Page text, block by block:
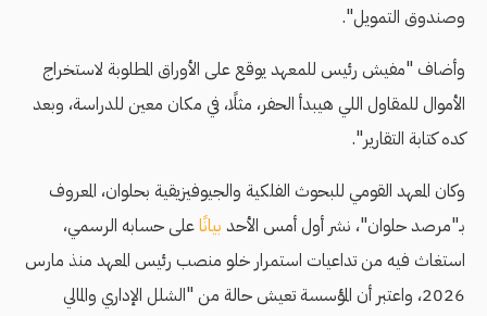
وصندوق التمويل".
وأضاف "مفيش رئيس للمعهد يوقع على الأوراق المطلوبة لاستخراج
الأموال للمقاول اللي هيبدأ الحفر، مثلًا، في مكان معين للدراسة، وبعد
كده كتابة التقارير".
وكان المعهد القومي للبحوث الفلكية والجيوفيزيقية بحلوان، المعروف
بـ"مرصد حلوان"، نشر أول أمس الأحد بيانًاعلى حسابه الرسمي،
استغاث فيه من تداعيات استمرار خلو منصب رئيس المعهد منذ مارس
2026، واعتبر أن المؤسسة تعيش حالة من "الشلل الإداري والمالي